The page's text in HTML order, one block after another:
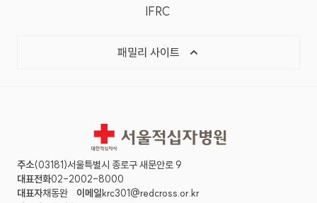
IFRC(국제적십자사연맹, 새 창)
패밀리 사이트 목록 열기
서울적십자병원
주소(03181)서울특별시 종로구 새문안로 9
대표전화02-2002-8000
대표자채동완 이메일krc301@redcross.or.kr